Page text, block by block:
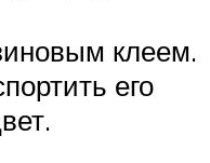
клеем.
его